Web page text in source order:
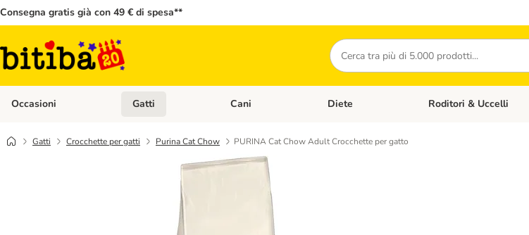
Consegna gratis già con 49 € di spesa**
Cerca
Occasioni Apri Menù Categoria: Occasioni
Gatti Apri Menù Categoria: Gatti
Cani Apri Menù Categoria: Cani
Diete Apri Menù Categoria: Diete
Roditori & Uccelli
Gatti Crocchette per gatti Purina Cat Chow PURINA Cat Chow Adult Crocchette per gatto